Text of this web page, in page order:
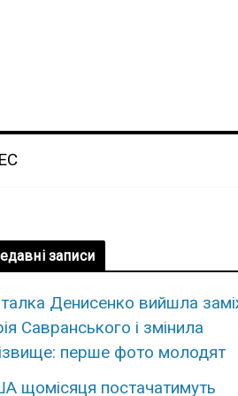
записи
Денисенко вийшла
Савранського і змінила
перше фото молодят
щомісяця постачатимуть